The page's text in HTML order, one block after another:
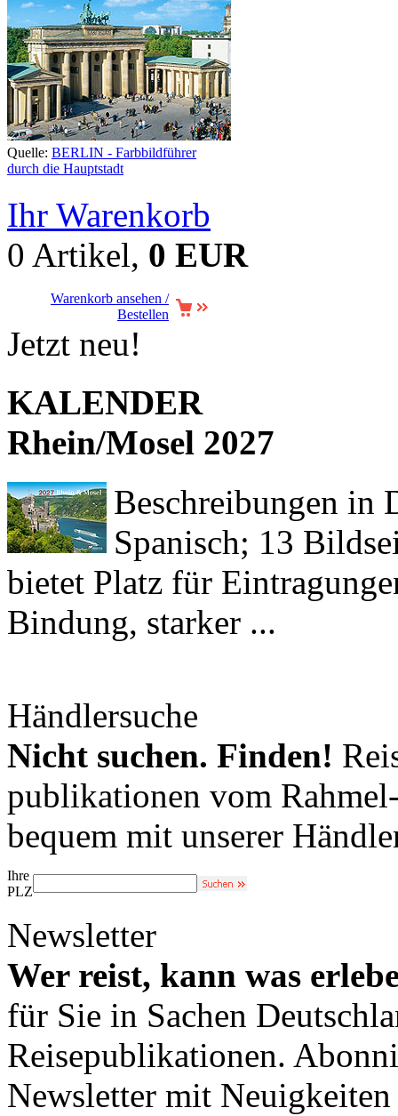
Quelle: BERLIN - Farbbildführer
durch die Hauptstadt
Ihr Warenkorb
0 Artikel, 0 EUR
Warenkorb ansehen /
Bestellen
Jetzt neu!
KALENDER
Rhein/Mosel 2027
Beschreibungen in
Spanisch; 13
bietet Platz für
Bindung, starker ...
Händlersuche
Nicht suchen. Finden!
publikationen vom
bequem mit unserer
Ihre
PLZ
Newsletter
Wer reist, kann was
für Sie in Sachen
Reisepublikationen.
Newsletter mit